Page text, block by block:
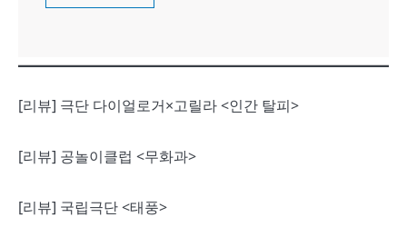
[리뷰] 극단 다이얼로거×고릴라 <인간 탈피>
[리뷰] 공놀이클럽 <무화과>
[리뷰] 국립극단 <태풍>